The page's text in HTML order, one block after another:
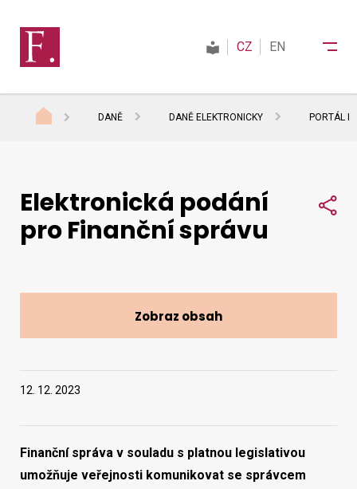
Daně
CZ EN
DANĚ DANĚ ELEKTRONICKY PORTÁL
12. 12. 2023
Finanční správa v souladu s platnou legislativou
umožňuje veřejnosti komunikovat se správcem
Elektronická podání
pro Finanční správu
Zobraz obsah